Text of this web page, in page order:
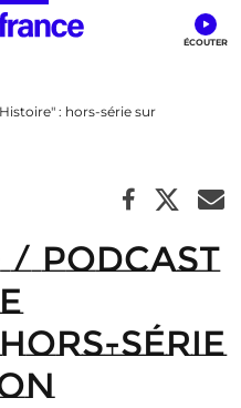
: hors-série sur
Podcast
série